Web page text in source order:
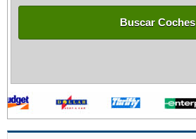
Buscar Coches